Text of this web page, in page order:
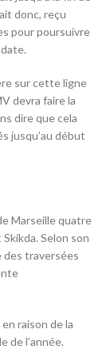
donc, reçu
pour poursuivre
sur cette ligne
devra faire la
dire que cela
jusqu’au début
Marseille quatre
Selon son
des traversées
raison de la
de l’année.